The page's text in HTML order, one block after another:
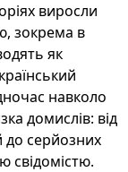
виросли
зокрема в
як
навколо
домислів: від
до серйозних
свідомістю.